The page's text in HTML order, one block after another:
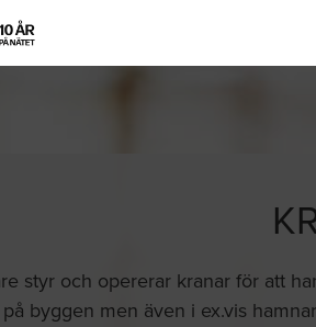
styr och opererar kranar för att
byggen men även i ex.vis